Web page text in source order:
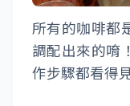
所有的咖啡都
調配出來的唷
作步驟都看得